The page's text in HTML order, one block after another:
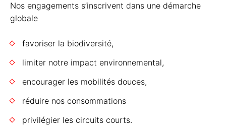
Nos engagements s’inscrivent dans une démarche
globale
favoriser la biodiversité,
limiter notre impact environnemental,
encourager les mobilités douces,
réduire nos consommations
privilégier les circuits courts.